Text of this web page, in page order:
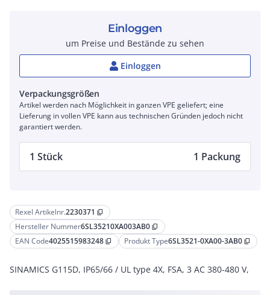
Rexel Artikelnr.2230371 content_copy
Hersteller Nummer6SL35210XA003AB0 content_copy
EAN Code4025515983248 content_copy Produkt Type6SL3521-0XA00-3AB0 content_copy
SINAMICS G115D, IP65/66 / UL type 4X, FSA, 3 AC 380-480 V,
Einloggen
um Preise und Bestände zu sehen
Einloggen
Verpackungsgrößen
Artikel werden nach Möglichkeit in ganzen VPE geliefert; eine
Lieferung in vollen VPE kann aus technischen Gründen jedoch nicht
garantiert werden.
1 Stück 1 Packung